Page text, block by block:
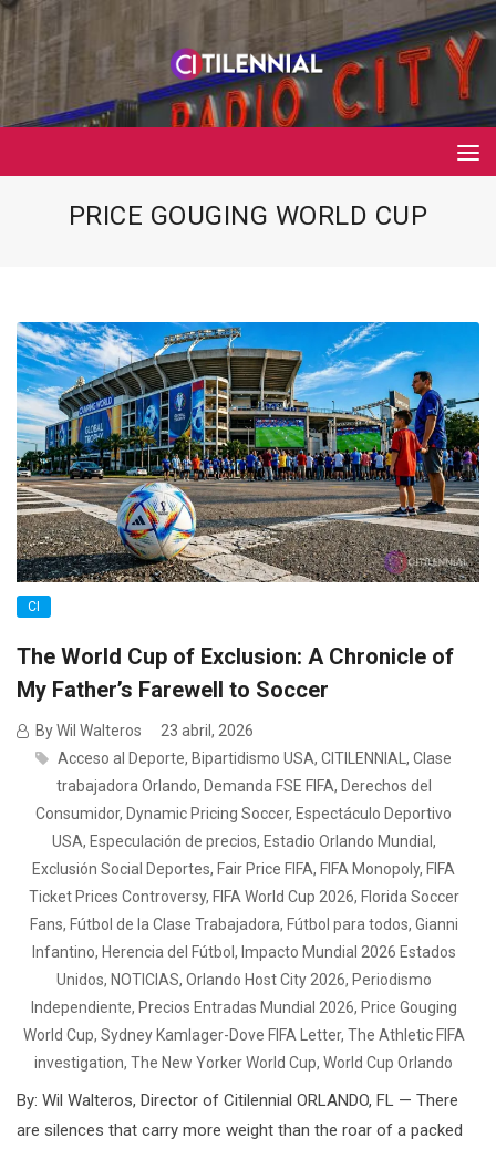
PRICE GOUGING WORLD CUP
CI
The World Cup of Exclusion: A Chronicle of
My Father’s Farewell to Soccer
By Wil Walteros
23 abril, 2026
Acceso al Deporte, Bipartidismo USA, CITILENNIAL , Clase
trabajadora Orlando, Demanda FSE FIFA, Derechos del
Consumidor, Dynamic Pricing Soccer, Espectáculo Deportivo
USA, Especulación de precios, Estadio Orlando Mundial ,
Exclusión Social Deportes, Fair Price FIFA, FIFA Monopoly, FIFA
Ticket Prices Controversy, FIFA World Cup 2026, Florida Soccer
Fans, Fútbol de la Clase Trabajadora, Fútbol para todos, Gianni
Infantino, Herencia del Fútbol , Impacto Mundial 2026 Estados
Unidos, NOTICIAS, Orlando Host City 2026, Periodismo
Independiente, Precios Entradas Mundial 2026, Price Gouging
World Cup, Sydney Kamlager-Dove FIFA Letter, The Athletic FIFA
investigation, The New Yorker World Cup, World Cup Orlando
By: Wil Walteros, Director of Citilennial ORLANDO, FL — There
are silences that carry more weight than the roar of a packed